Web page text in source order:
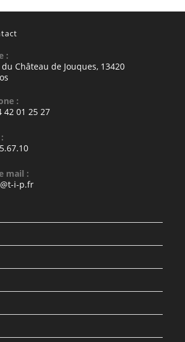
:
du Château de Jouques, 13420
:
42 01 25 27
mail :
i-p.fr